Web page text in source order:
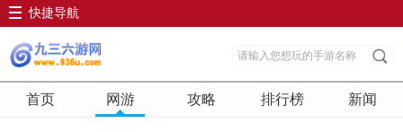
快捷导航
首页 网游 攻略 排行榜 新闻